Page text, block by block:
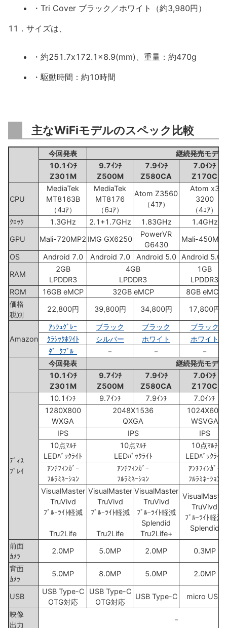
・Tri Cover ブラック／ホワイト（約3,980円）
11．サイズは、
・約251.7x172.1x8.9(mm)、重量：約470g
・駆動時間：約10時間
主なWiFiモデルのスペック比較
今回発表
継続発売モデル
10.1ｲﾝﾁ
Z301M
9.7ｲﾝﾁ
Z500M
7.9ｲﾝﾁ
Z580CA
7.0ｲﾝﾁ
Z170C
CPU
MediaTek
MT8163B
（4ｺｱ）
MediaTek
MT8176
（6ｺｱ）
Atom Z3560
（4ｺｱ）
Atom x3
3200
（4ｺｱ）
ｸﾛｯｸ
1.3GHz 2.1+1.7GHz 1.83GHz
1.4GHz
GPU
Mali-720MP2 IMG GX6250
PowerVR
G6430
Mali-
OS Android 7.0 Android 7.0 Android 5.0
Android
RAM
2GB
LPDDR3
4GB
LPDDR3
1GB
LPDDR3
ROM
16GB eMCP 32GB eMCP
8GB eMCP
価格
税別
22,800円 39,800円 34,800円 17,800円
Amazon
ｱｯｼｭｸﾞﾚｰ ブラック ブラック
ブラック
ｸﾗｼｯｸﾎﾜｲﾄ
シルバー ホワイト
ホワイト
ﾀﾞｰｸﾌﾞﾙｰ
－ －
－
今回発表
継続発売モデル
10.1ｲﾝﾁ
Z301M
9.7ｲﾝﾁ
Z500M
7.9ｲﾝﾁ
Z580CA
7.0ｲﾝﾁ
Z170C
ﾃﾞｨｽ
ﾌﾟﾚｲ
10.1ｲﾝﾁ 9.7ｲﾝﾁ 7.9ｲﾝﾁ
7.0ｲﾝﾁ
1280X800
WXGA
2048X1536
QXGA
1024X600
WSVGA
IPS
IPS
IPS
10点ﾏﾙﾁ
LEDﾊﾞｯｸﾗｲﾄ
10点ﾏﾙﾁ
LEDﾊﾞｯｸﾗｲﾄ
10点ﾏﾙﾁ
LEDﾊﾞｯｸﾗｲﾄ
ｱﾝﾁﾌｨﾝｶﾞｰ
ﾌﾙﾗﾐﾈｰｼｮﾝ
ｱﾝﾁﾌｨﾝｶﾞｰ
ﾌﾙﾗﾐﾈｰｼｮﾝ
ｱﾝﾁﾌｨﾝｶﾞｰ
ﾌﾙﾗﾐﾈｰｼｮﾝ
VisualMaster
TruVivd
ﾌﾞﾙｰﾗｲﾄ軽減
Tru2Life
VisualMaster
TruVivd
ﾌﾞﾙｰﾗｲﾄ軽減
Tru2Life
VisualMaster
TruVivd
ﾌﾞﾙｰﾗｲﾄ軽減
Splendid
Tru2Life+
VisualMaster
TruVivd
ﾌﾞﾙｰﾗｲﾄ軽減
Splendid
前面
ｶﾒﾗ
2.0MP 5.0MP 2.0MP 0.3MP
背面
ｶﾒﾗ
5.0MP 8.0MP 5.0MP 2.0MP
USB
USB Type-C
OTG対応
USB Type-C
OTG対応
USB Type-C micro USB
映像
出力
－